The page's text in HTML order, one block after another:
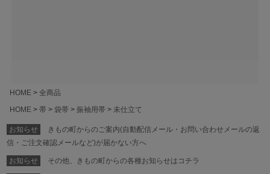
HOME
全商品
HOME
帯 袋帯 振袖用帯 未仕立て
お知らせ
きもの町からのご案内(自動配信メール・お問い合わせメールの返
信・ご注文確認メールなど)が届かない方へ
お知らせ その他、きもの町からの各種お知らせはコチラ